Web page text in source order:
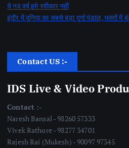
ये नव वर्ष हमे स्वीकार नहीं
इंदौर में दुनिया का सबसे बड़ा दुर्गा पंडाल, भक्तों
Contact US :-
IDS Live & Video
Contact :-
Naresh Bansal - 98260 57333
Vivek Rathore - 98277 34701
Rajesh Rai (Mukesh) - 90097 97345